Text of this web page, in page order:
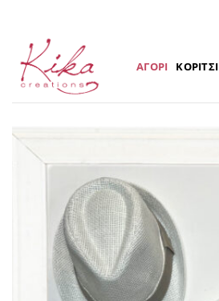
περιεχόμενο
ΑΓΟΡΙ ΚΟΡΙΤΣΙ